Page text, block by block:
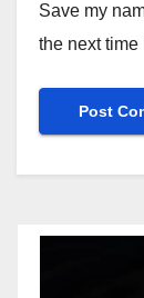
Save my
the next time